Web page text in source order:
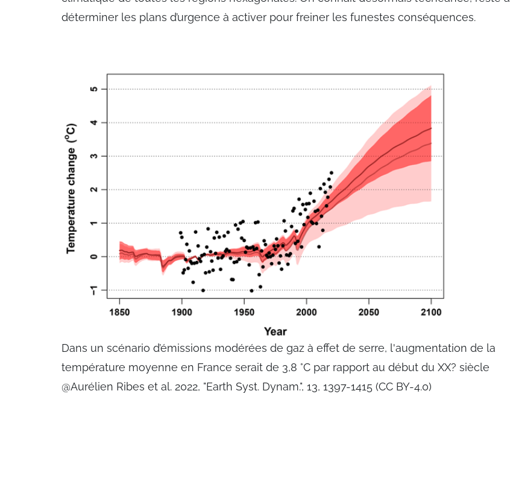
déterminer les plans d’urgence à activer pour freiner les funestes conséquences.
Dans un scénario d’émissions modérées de gaz à effet de serre, l'augmentation de la
température moyenne en France serait de 3,8 °C par rapport au début du XX? siècle
@Aurélien Ribes et al. 2022, "Earth Syst. Dynam.", 13, 1397-1415 (CC BY-4.0)